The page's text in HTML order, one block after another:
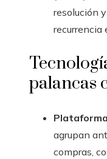
resolución
recurrencia
palancas
agrupan
compras,